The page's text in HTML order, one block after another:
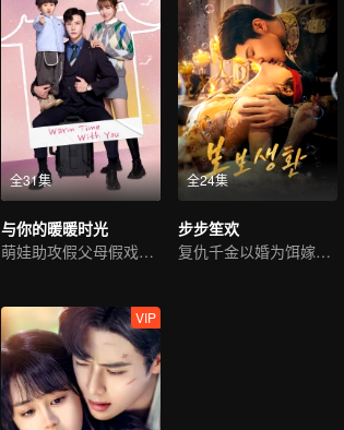
全31集
与你的暖暖时光
萌娃助攻假父母假戏真做
全24集
步步笙欢
复仇千金以婚为饵嫁豪门
VIP